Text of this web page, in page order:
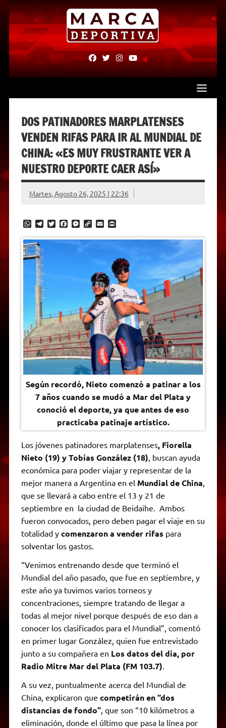
Skip
content
fab
fa-
fab
fa-
fab fab
DOS PATINADORES MARPLATENSES
VENDEN RIFAS PARA IR AL MUNDIAL DE
CHINA: «ES MUY FRUSTRANTE VER A
NUESTRO DEPORTE CAER ASÍ»
Martes, Agosto 26, 2025 | 22:36
W
a
t
s
A
T
l
e
g
r
a
m
T
i
F
c
M
s
C
p
n
k
E
a
P
i
t
F
r
i
e
n
d
l
y
Según recordó, Nieto comenzó a patinar a los
7 años cuando se mudó a Mar del Plata y
conoció el deporte, ya que antes de eso
practicaba patinaje artístico.
Los jóvenes patinadores marplatenses, Fiorella
Nieto (19) y Tobías González (18) , buscan ayuda
económica para poder viajar y representar de la
mejor manera a Argentina en el Mundial de China
que se llevará a cabo entre el 13 y 21 de
septiembre en la ciudad de Beidaihe. Ambos
fueron convocados, pero deben pagar el viaje en su
totalidad ycomenzaron a vender rifas para
solventar los gastos.
“Venimos entrenando desde que terminó el
Mundial del año pasado, que fue en septiembre, y
este año ya tuvimos varios torneos y
concentraciones, siempre tratando de llegar a
todas al mejor nivel porque después de eso dan a
conocer los clasificados para el Mundial”, comentó
en primer lugar González, quien fue entrevistado
junto a su compañera en Los datos del día, por
Radio Mitre Mar del Plata (FM 103.7)
A su vez, puntualmente acerca del Mundial de
China, explicaron que competirán en “dos
distancias de fondo”, que son “10 kilómetros a
eliminación, donde el último que pasa la línea por